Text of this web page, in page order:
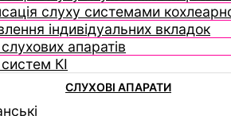
слуху системами
індивідуальних вкладок
апаратів
КІ
СЛУХОВІ АПАРАТИ